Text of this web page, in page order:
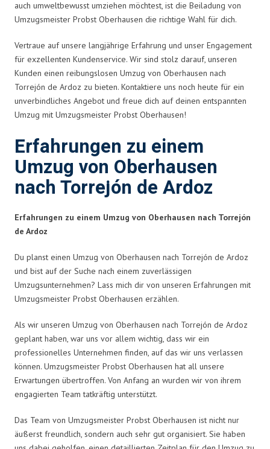
auch umweltbewusst umziehen möchtest, ist die Beiladung von
Umzugsmeister Probst Oberhausen die richtige Wahl für dich.
Vertraue auf unsere langjährige Erfahrung und unser Engagement
für exzellenten Kundenservice. Wir sind stolz darauf, unseren
Kunden einen reibungslosen Umzug von Oberhausen nach
Torrejón de Ardoz zu bieten. Kontaktiere uns noch heute für ein
unverbindliches Angebot und freue dich auf deinen entspannten
Umzug mit Umzugsmeister Probst Oberhausen!
Erfahrungen zu einem
Umzug von Oberhausen
nach Torrejón de Ardoz
Erfahrungen zu einem Umzug von Oberhausen nach Torrejón
de Ardoz
Du planst einen Umzug von Oberhausen nach Torrejón de Ardoz
und bist auf der Suche nach einem zuverlässigen
Umzugsunternehmen? Lass mich dir von unseren Erfahrungen mit
Umzugsmeister Probst Oberhausen erzählen.
Als wir unseren Umzug von Oberhausen nach Torrejón de Ardoz
geplant haben, war uns vor allem wichtig, dass wir ein
professionelles Unternehmen finden, auf das wir uns verlassen
können. Umzugsmeister Probst Oberhausen hat all unsere
Erwartungen übertroffen. Von Anfang an wurden wir von ihrem
engagierten Team tatkräftig unterstützt.
Das Team von Umzugsmeister Probst Oberhausen ist nicht nur
äußerst freundlich, sondern auch sehr gut organisiert. Sie haben